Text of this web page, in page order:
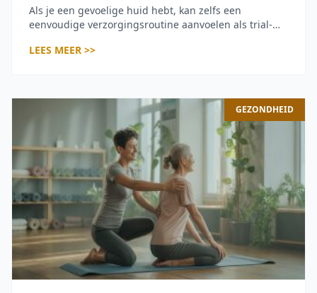
Als je een gevoelige huid hebt, kan zelfs een
eenvoudige verzorgingsroutine aanvoelen als trial-
deodorant die bij iemand anders werkt, kan bij jouw
geur, verpakking of prijs, helpt het om de
ingrediënten […]
LEES MEER >>
GEZONDHEID